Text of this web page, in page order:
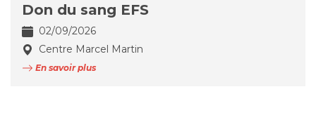
Don du sang EFS
02/09/2026
Centre Marcel Martin
En savoir plus